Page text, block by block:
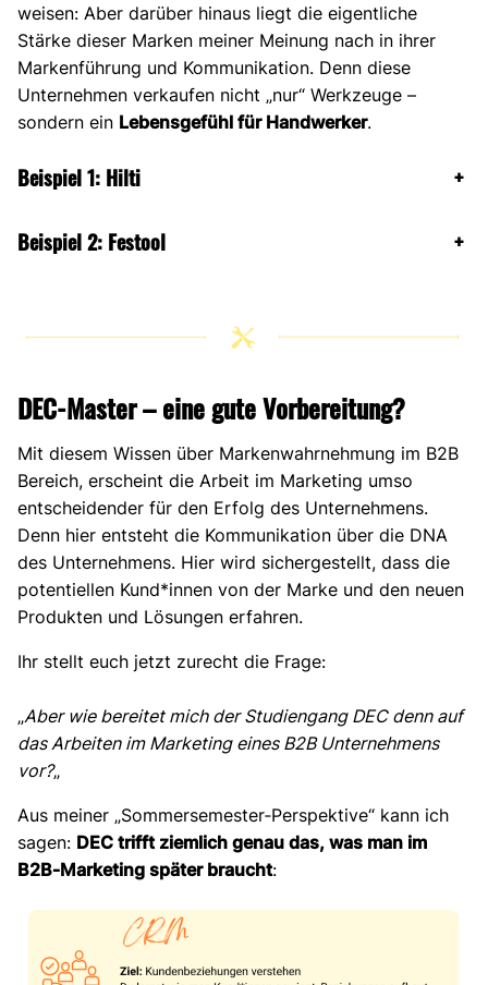
weisen: Aber darüber hinaus liegt die eigentliche
Stärke dieser Marken meiner Meinung nach in ihrer
Markenführung und Kommunikation. Denn diese
Unternehmen verkaufen nicht „nur“ Werkzeuge –
sondern ein Lebensgefühl für Handwerker.
Beispiel 1: Hilti +
Beispiel 2: Festool +
DEC-Master – eine gute Vorbereitung?
Mit diesem Wissen über Markenwahrnehmung im B2B
Bereich, erscheint die Arbeit im Marketing umso
entscheidender für den Erfolg des Unternehmens.
Denn hier entsteht die Kommunikation über die DNA
des Unternehmens. Hier wird sichergestellt, dass die
potentiellen Kund*innen von der Marke und den neuen
Produkten und Lösungen erfahren.
Ihr stellt euch jetzt zurecht die Frage:
„Aber wie bereitet mich der Studiengang DEC denn auf
das Arbeiten im Marketing eines B2B Unternehmens
vor?„
Aus meiner „Sommersemester‑Perspektive“ kann ich
sagen: DEC trifft ziemlich genau das, was man im
B2B‑Marketing später braucht: